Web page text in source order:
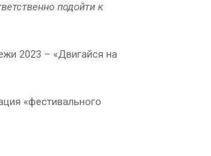
подойти к
2023 – «Двигайся на
«фестивального